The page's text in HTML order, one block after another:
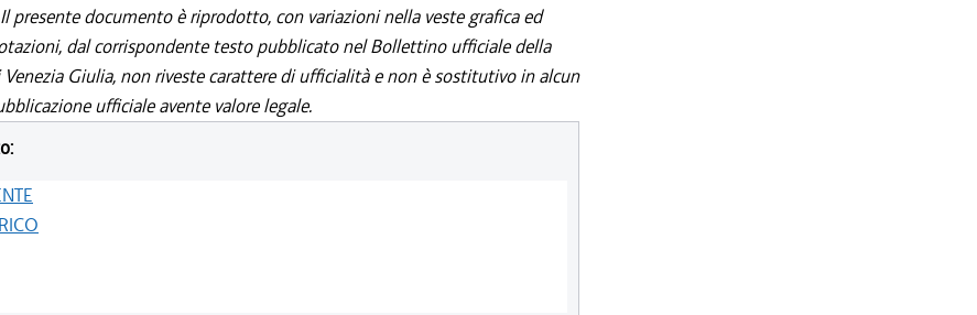
Il presente documento è riprodotto, con variazioni nella veste grafica ed
dal corrispondente testo pubblicato nel Bollettino ufficiale della
Giulia, non riveste carattere di ufficialità e non è sostitutivo in alcun
ufficiale avente valore legale.